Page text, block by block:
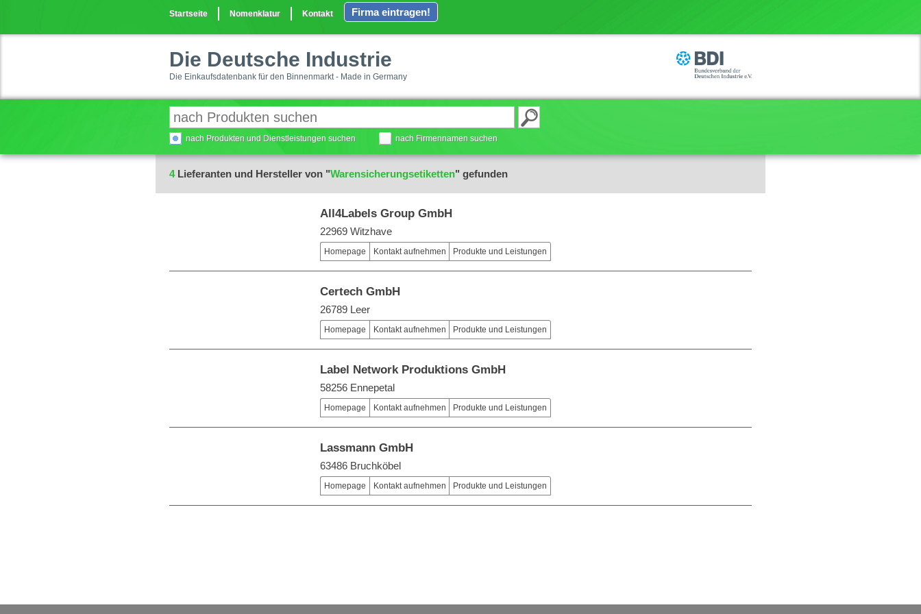
Startseite Nomenklatur Kontakt Firma eintragen!
Die Deutsche Industrie
Die Einkaufsdatenbank für den Binnenmarkt - Made in Germany
nach Produkten und Dienstleistungen suchen nach Firmennamen suchen
4Lieferanten und Hersteller von "Warensicherungsetiketten" gefunden
All4Labels Group GmbH
22969 Witzhave
Homepage Kontakt aufnehmen Produkte und Leistungen
Certech GmbH
26789 Leer
Homepage Kontakt aufnehmen Produkte und Leistungen
Label Network Produktions GmbH
58256 Ennepetal
Homepage Kontakt aufnehmen Produkte und Leistungen
Lassmann GmbH
63486 Bruchköbel
Homepage Kontakt aufnehmen Produkte und Leistungen